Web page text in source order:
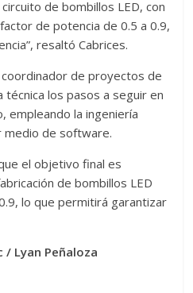
de bombillos LED, con
de potencia de 0.5 a 0.9,
resaltó Cabrices.
de proyectos de
los pasos a seguir en
empleando la ingeniería
medio de software.
el objetivo final es
de bombillos LED
lo que permitirá garantizar
/ Lyan Peñaloza